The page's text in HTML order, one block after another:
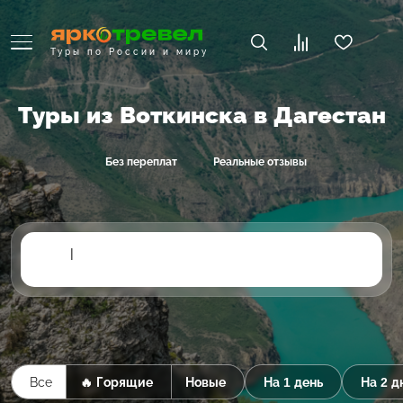
Туры по России и миру
Туры из Воткинска в Дагестан
Без переплат Реальные отзывы
|
Все 🔥 Горящие Новые На 1 день На 2